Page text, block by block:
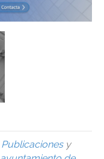
Publicacionesy